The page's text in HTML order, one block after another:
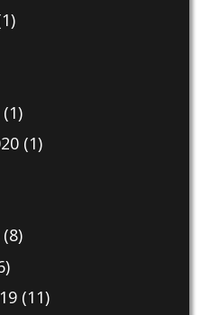
(1)
(1)
(11)